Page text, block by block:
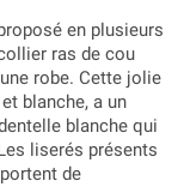
en plusieurs
ras de cou
robe. Cette jolie
blanche, a un
blanche qui
liserés présents
de